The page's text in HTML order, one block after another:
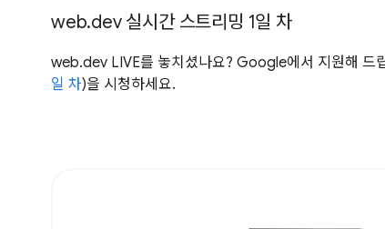
web.dev 실시간 스트리밍 1일 차
web.dev LIVE를 놓치셨나요? Google에서 지원해
일 차)을 시청하세요.